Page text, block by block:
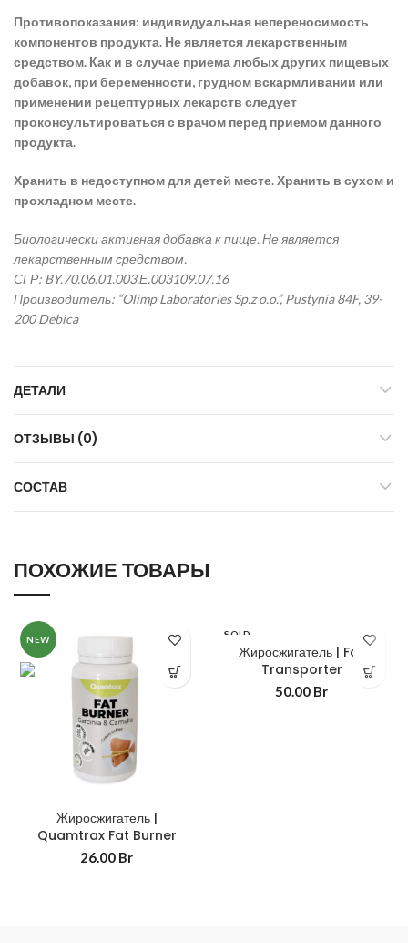
Противопоказания: индивидуальная непереносимость
компонентов продукта. Не является лекарственным
средством. Как и в случае приема любых других пищевых
добавок, при беременности, грудном вскармливании или
применении рецептурных лекарств следует
проконсультироваться с врачом перед приемом данного
продукта.
Хранить в недоступном для детей месте. Хранить в сухом и
прохладном месте.
Биологически активная добавка к пище. Не является
лекарственным средством.
СГР: BY.70.06.01.003.Е.003109.07.16
Производитель: “Olimp Laboratories Sp.z o.o.”, Pustynia 84F, 39-
200 Debica
ДЕТАЛИ
ОТЗЫВЫ (0)
СОСТАВ
ПОХОЖИЕ ТОВАРЫ
NEW
Жиросжигатель |
Quamtrax Fat Burner
26.00 Br
SOLD
OUTЖиросжигатель | Fat
Transporter
50.00 Br